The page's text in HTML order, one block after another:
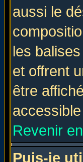
aussi le
les
et offrent
être
Revenir
Puis-je